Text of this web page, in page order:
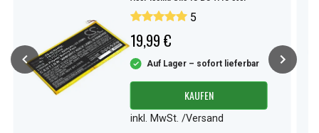
5
19,99 €
Auf Lager – sofort lieferbar
KAUFEN
inkl. MwSt. /Versand